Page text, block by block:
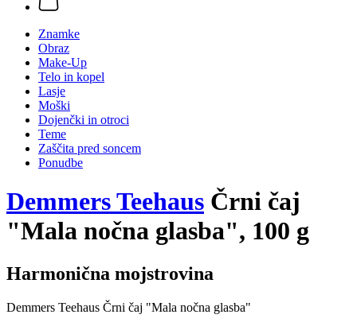
Znamke
Obraz
Make-Up
Telo in kopel
Lasje
Moški
Dojenčki in otroci
Teme
Zaščita pred soncem
Ponudbe
Demmers Teehaus Črni čaj
"Mala nočna glasba", 100 g
Harmonična mojstrovina
Demmers Teehaus Črni čaj "Mala nočna glasba"